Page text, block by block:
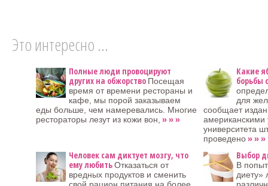
Это интересно ...
Полные люди провоцируют
других на обжорство Посещая
время от времени рестораны и
кафе, мы порой заказываем
еды больше, чем намеревались. Многие
рестораторы лезут из кожи вон, » » »
Какие
борьбы
для
сообщает
американскими
университета
проведено» » »
Человек сам диктует мозгу, что
ему любитьОтказаться от
вредных продуктов и сменить
Выбор
В
диету»